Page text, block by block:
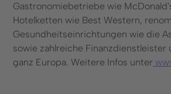
Gastronomiebetriebe wie
Hotelketten wie Best Western,
Gesundheitseinrichtungen wie die
sowie zahlreiche Finanzdienstleister
ganz Europa. Weitere Infos unter